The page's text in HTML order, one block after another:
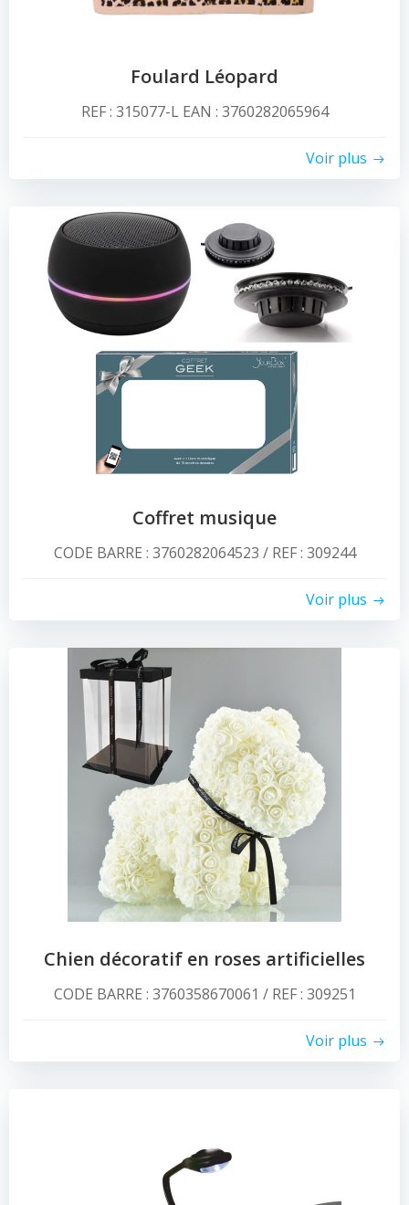
Foulard Léopard
REF : 315077-L EAN : 3760282065964
Voir plus
Coffret musique
CODE BARRE : 3760282064523 / REF : 309244
Voir plus
Chien décoratif en roses artificielles
CODE BARRE : 3760358670061 / REF : 309251
Voir plus